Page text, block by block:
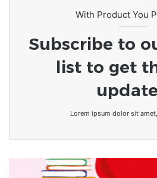
With Product You
Subscribe to
list to get
Lorem ipsum dolor sit